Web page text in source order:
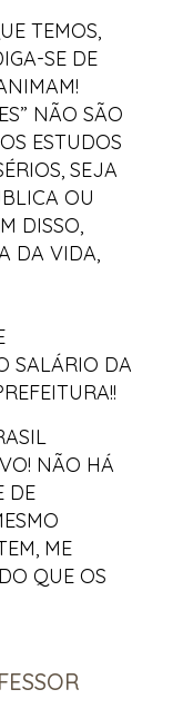
TEMOS,
SE DE
NÃO SÃO
ESTUDOS
SEJA
OU
DISSO,
DA VIDA,
SALÁRIO DA
NÃO HÁ
DE
ME
QUE OS